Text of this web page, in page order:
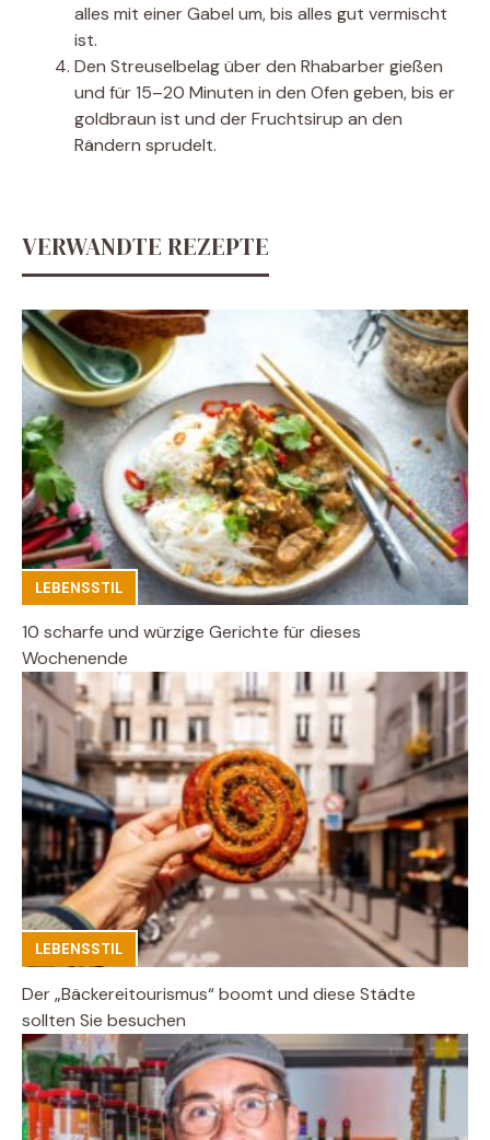
alles mit einer Gabel um, bis alles gut vermischt
ist.
Den Streuselbelag über den Rhabarber gießen
und für 15–20 Minuten in den Ofen geben, bis er
goldbraun ist und der Fruchtsirup an den
Rändern sprudelt.
VERWANDTE REZEPTE
LEBENSSTIL
10 scharfe und würzige Gerichte für dieses
Wochenende
LEBENSSTIL
Der „Bäckereitourismus“ boomt und diese Städte
sollten Sie besuchen